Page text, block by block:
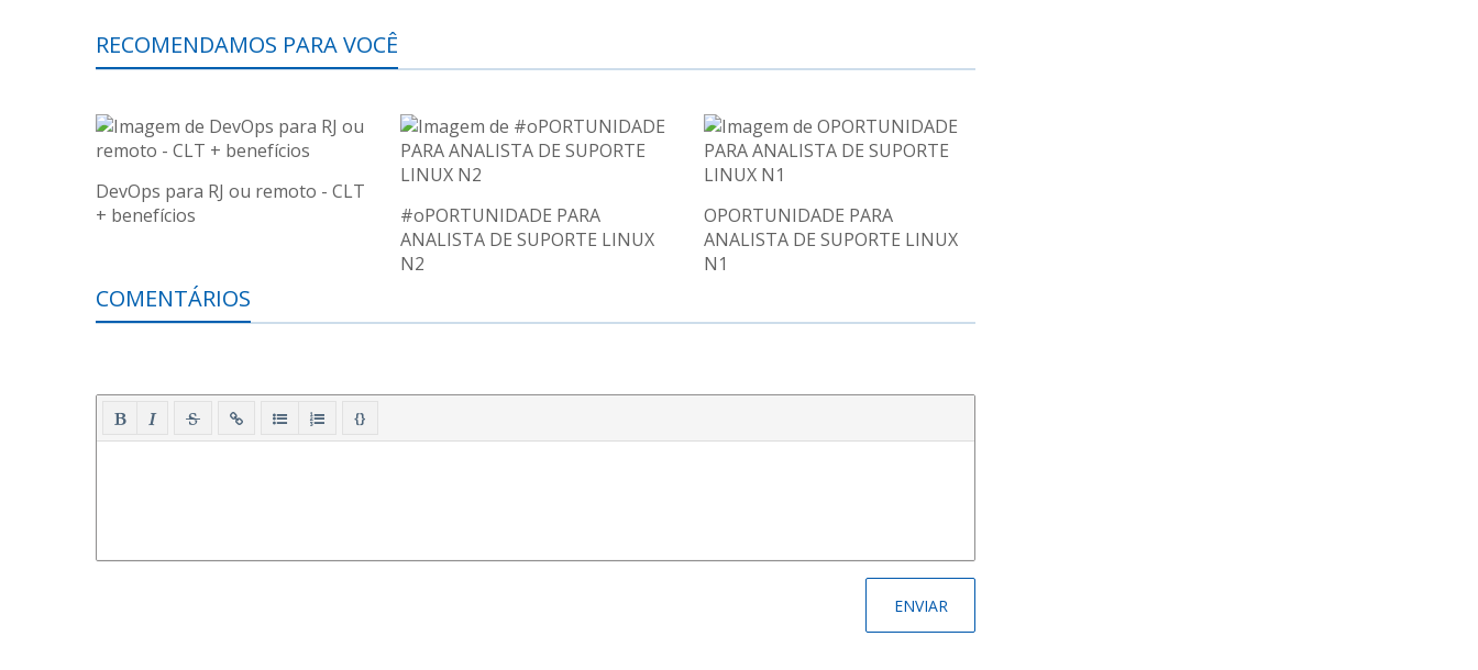
RECOMENDAMOS PARA VOCÊ
DevOps para RJ ou remoto - CLT
+ benefícios
#oPORTUNIDADE PARA
ANALISTA DE SUPORTE LINUX
N2
OPORTUNIDADE PARA
ANALISTA DE SUPORTE LINUX
N1
COMENTÁRIOS
{}